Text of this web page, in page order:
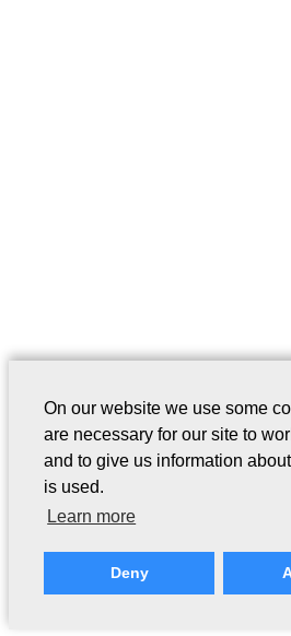
On our website we use some
are necessary for our site to
and to give us information
is used.
Learn more
Deny